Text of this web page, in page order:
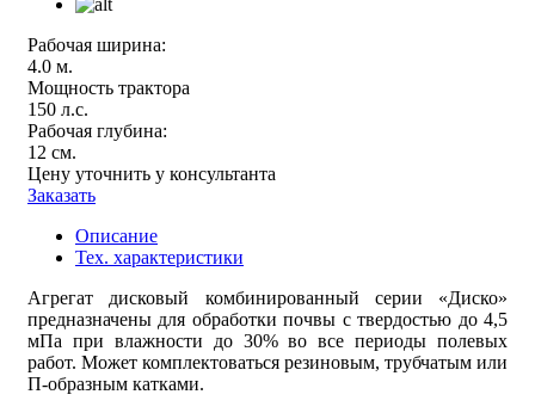
Рабочая ширина:
4.0 м.
Мощность трактора
150 л.с.
Рабочая глубина:
12 см.
Цену уточнить у консультанта
Заказать
Описание
Тех. характеристики
Агрегат дисковый комбинированный серии «Диско»
предназначены для обработки почвы с твердостью до 4,5
мПа при влажности до 30% во все периоды полевых
работ. Может комплектоваться резиновым, трубчатым или
П-образным катками.